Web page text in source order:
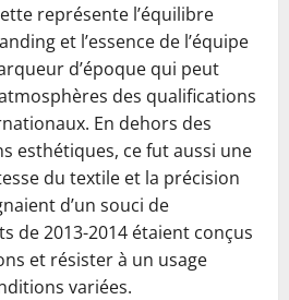
représente l’équilibre
et l’essence de l’équipe
d’époque qui peut
des qualifications
En dehors des
esthétiques, ce fut aussi une
du textile et la précision
d’un souci de
de 2013-2014 étaient conçus
et résister à un usage
variées.